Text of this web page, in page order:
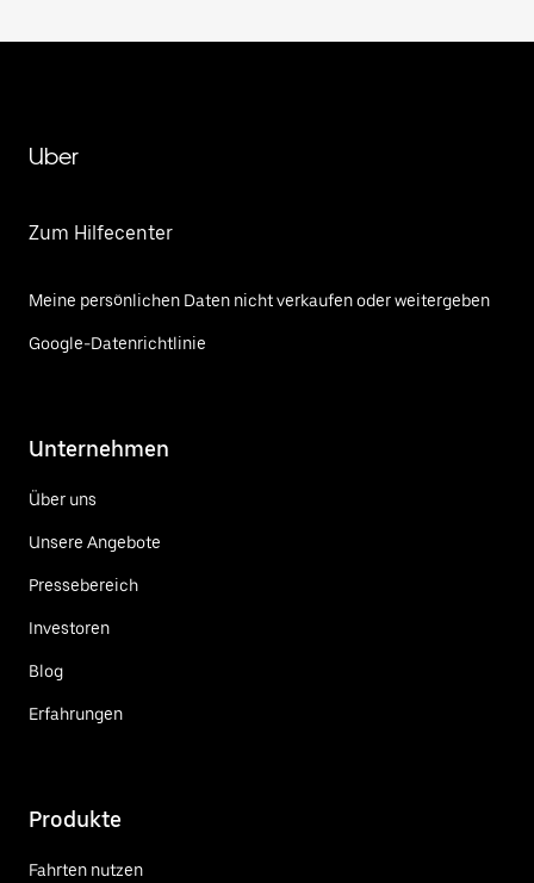
Uber
Zum Hilfecenter
Meine persönlichen Daten nicht verkaufen oder weitergeben
Google-Datenrichtlinie
Unternehmen
Über uns
Unsere Angebote
Pressebereich
Investoren
Blog
Erfahrungen
Produkte
Fahrten nutzen